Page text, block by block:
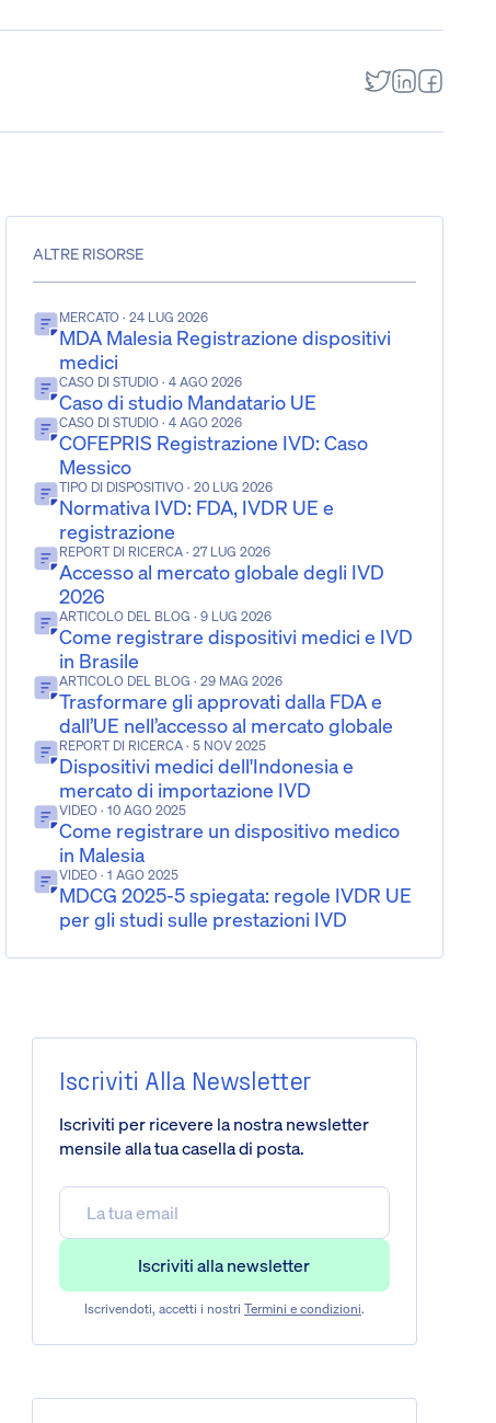
ALTRE RISORSE
MERCATO · 24 LUG 2026
MDA Malesia Registrazione dispositivi
medici
CASO DI STUDIO · 4 AGO 2026
Caso di studio Mandatario UE
CASO DI STUDIO · 4 AGO 2026
COFEPRIS Registrazione IVD: Caso
Messico
TIPO DI DISPOSITIVO · 20 LUG 2026
Normativa IVD: FDA, IVDR UE e
registrazione
REPORT DI RICERCA · 27 LUG 2026
Accesso al mercato globale degli IVD
2026
ARTICOLO DEL BLOG · 9 LUG 2026
Come registrare dispositivi medici e IVD
in Brasile
ARTICOLO DEL BLOG · 29 MAG 2026
Trasformare gli approvati dalla FDA e
dall’UE nell’accesso al mercato globale
REPORT DI RICERCA · 5 NOV 2025
Dispositivi medici dell'Indonesia e
mercato di importazione IVD
VIDEO · 10 AGO 2025
Come registrare un dispositivo medico
in Malesia
VIDEO · 1 AGO 2025
MDCG 2025-5 spiegata: regole IVDR UE
per gli studi sulle prestazioni IVD
Iscriviti Alla Newsletter
Iscriviti per ricevere la nostra newsletter
mensile alla tua casella di posta.
Iscrivendoti, accetti i nostri Termini e condizioni.